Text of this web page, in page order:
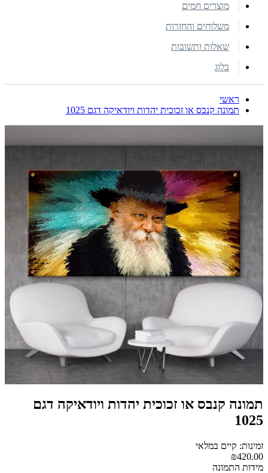
מוצרים חמים
משלוחים והחזרות
שאלות ותשובות
בלוג
ראשי
תמונה קנבס או זכוכית יהדות ויודאיקה דגם 1025
תמונה קנבס או זכוכית יהדות ויודאיקה דגם
1025
זמינות: קיים במלאי
₪420.00
מידות התמונה